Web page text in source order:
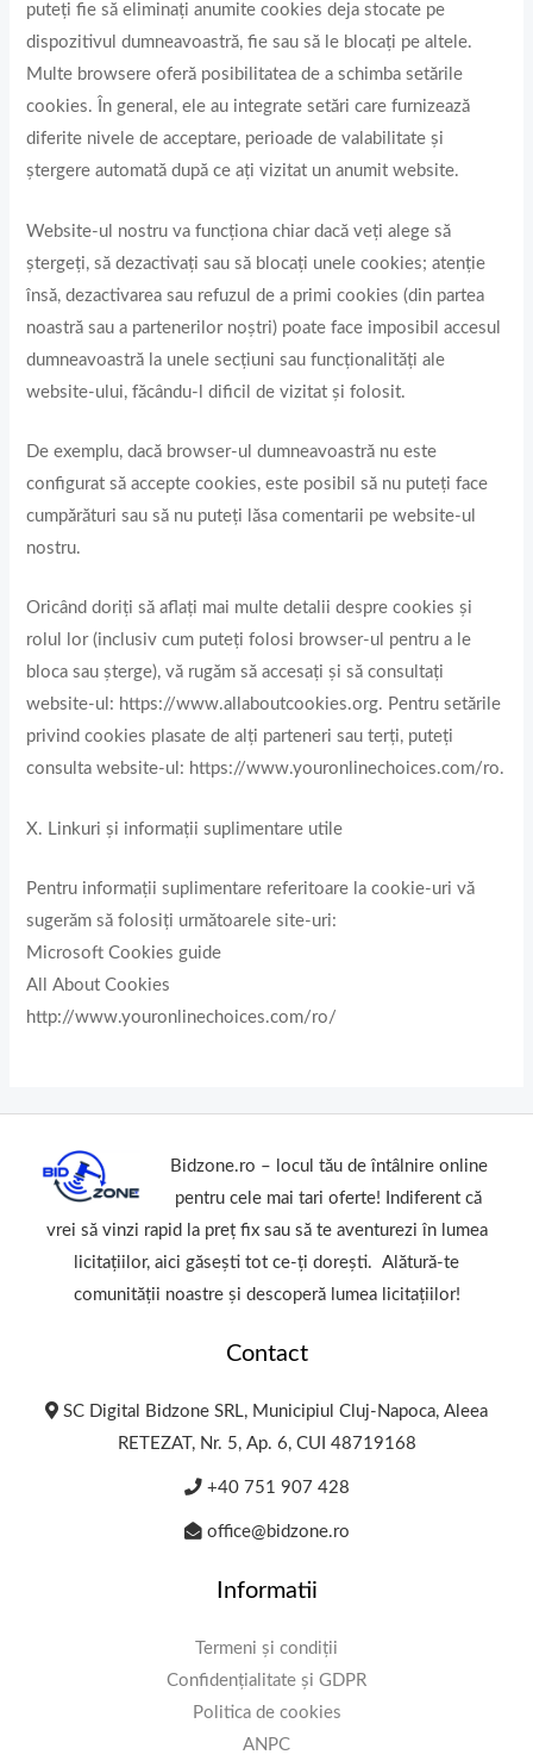
puteți fie să eliminați anumite cookies deja stocate pe
dispozitivul dumneavoastră, fie sau să le blocați pe altele.
Multe browsere oferă posibilitatea de a schimba setările
cookies. În general, ele au integrate setări care furnizează
diferite nivele de acceptare, perioade de valabilitate și
ștergere automată după ce ați vizitat un anumit website.
Website-ul nostru va funcționa chiar dacă veți alege să
ștergeţi, să dezactivaţi sau să blocaţi unele cookies; atenţie
însă, dezactivarea sau refuzul de a primi cookies (din partea
noastră sau a partenerilor noștri) poate face imposibil accesul
dumneavoastră la unele secțiuni sau funcționalități ale
website-ului, făcându-l dificil de vizitat și folosit.
De exemplu, dacă browser-ul dumneavoastră nu este
configurat să accepte cookies, este posibil să nu puteți face
cumpărături sau să nu puteți lăsa comentarii pe website-ul
nostru.
Oricând doriți să aflați mai multe detalii despre cookies și
rolul lor (inclusiv cum puteţi folosi browser-ul pentru a le
bloca sau șterge), vă rugăm să accesați şi să consultaţi
website-ul: https://www.allaboutcookies.org. Pentru setările
privind cookies plasate de alţi parteneri sau terți, puteți
consulta website-ul: https://www.youronlinechoices.com/ro.
X. Linkuri și informații suplimentare utile
Pentru informații suplimentare referitoare la cookie-uri vă
sugerăm să folosiți următoarele site-uri:
Microsoft Cookies guide
All About Cookies
http://www.youronlinechoices.com/ro/
Bidzone.ro – locul tău de întâlnire online
pentru cele mai tari oferte! Indiferent că
vrei să vinzi rapid la preț fix sau să te aventurezi în lumea
licitațiilor, aici găsești tot ce-ți dorești. Alătură-te
comunității noastre și descoperă lumea licitațiilor!
Contact
SC Digital Bidzone SRL, Municipiul Cluj-Napoca, Aleea
RETEZAT, Nr. 5, Ap. 6, CUI 48719168
+40 751 907 428
office@bidzone.ro
Informatii
Termeni și condiții
Confidențialitate și GDPR
Politica de cookies
ANPC